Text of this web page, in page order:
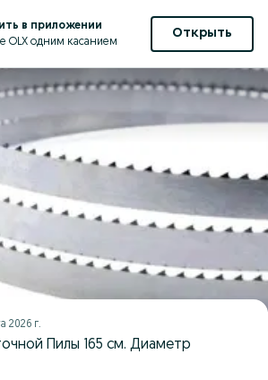
в приложении
OLX одним касанием
Открыть
2026 г.
Пилы 165 см. Диаметр